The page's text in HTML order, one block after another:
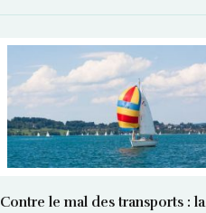
Contre le mal des transports : la